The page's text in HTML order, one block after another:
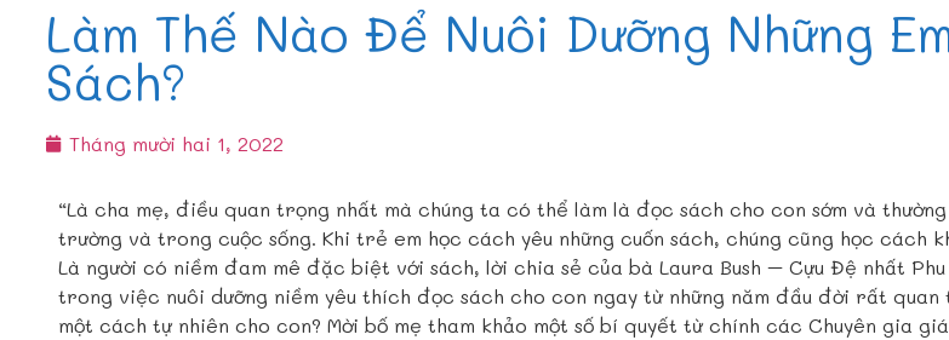
Làm Thế Nào Để Nuôi Dưỡng Những
Sách?
Tháng mười hai 1, 2022
“Là cha mẹ, điều quan trọng nhất mà chúng ta có thể làm là đọc sách cho con sớm và
trường và trong cuộc sống. Khi trẻ em học cách yêu những cuốn sách, chúng cũng học cách
Là người có niềm đam mê đặc biệt với sách, lời chia sẻ của bà Laura Bush – Cựu Đệ nhất
trong việc nuôi dưỡng niềm yêu thích đọc sách cho con ngay từ những năm đầu đời rất
một cách tự nhiên cho con? Mời bố mẹ tham khảo một số bí quyết từ chính các Chuyên gia